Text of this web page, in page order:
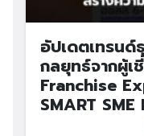
อัปเดตเทรนด์
กลยุทธ์จากผู้เ
Franchise
SMART SME